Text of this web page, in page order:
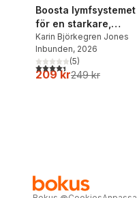
Boosta lymfsystemet
för en starkare,
renare och friskare
kropp
Karin Björkegren Jones
Inbunden, 2026
4,4utav 5 stjärnor. Totalt
(5)
209 kr249 kr